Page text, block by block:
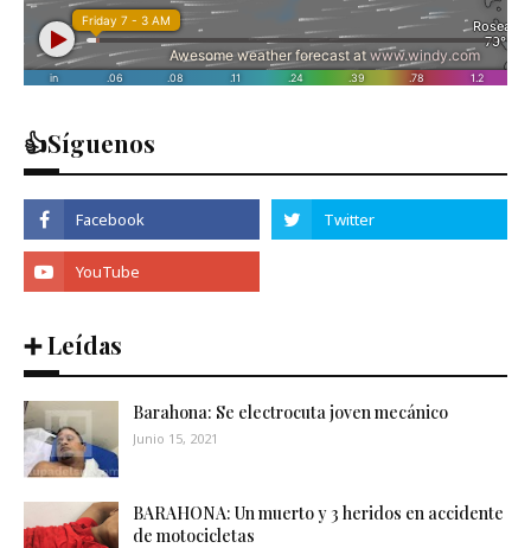
👍Síguenos
➕ Leídas
Barahona: Se electrocuta joven mecánico
Junio 15, 2021
BARAHONA: Un muerto y 3 heridos en accidente
de motocicletas